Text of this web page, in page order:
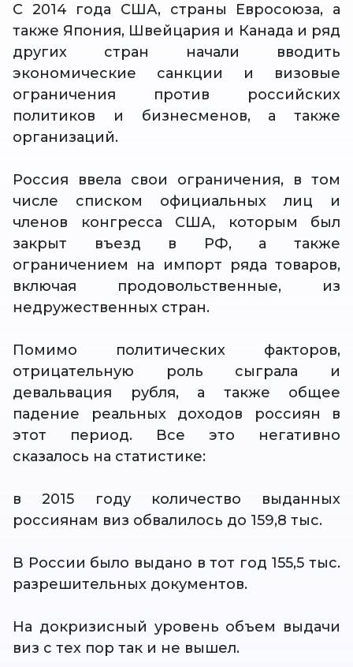
С 2014 года США, страны Евросоюза, а
также Япония, Швейцария и Канада и ряд
других стран начали вводить
экономические санкции и визовые
ограничения против российских
политиков и бизнесменов, а также
организаций.
Россия ввела свои ограничения, в том
числе списком официальных лиц и
членов конгресса США, которым был
закрыт въезд в РФ, а также
ограничением на импорт ряда товаров,
включая продовольственные, из
недружественных стран.
Помимо политических факторов,
отрицательную роль сыграла и
девальвация рубля, а также общее
падение реальных доходов россиян в
этот период. Все это негативно
сказалось на статистике:
в 2015 году количество выданных
россиянам виз обвалилось до 159,8 тыс.
В России было выдано в тот год 155,5 тыс.
разрешительных документов.
На докризисный уровень объем выдачи
виз с тех пор так и не вышел.